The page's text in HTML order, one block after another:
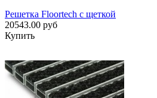
Решетка Floortech с щеткой
20543.00 руб
Купить